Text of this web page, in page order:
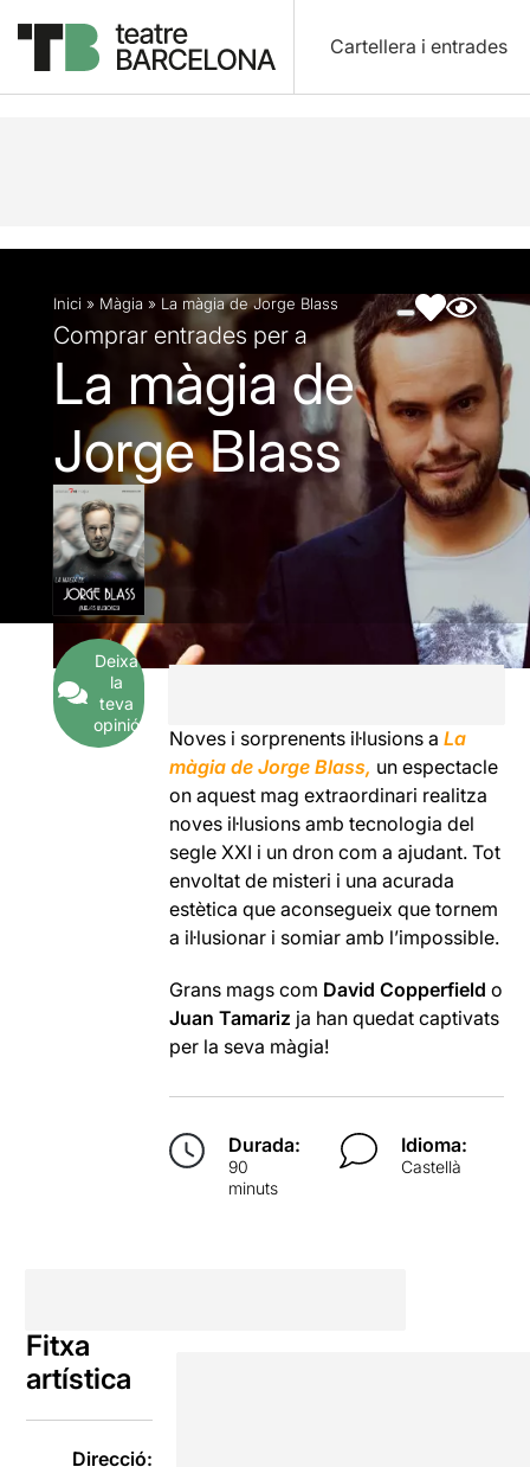
Cartellera i entrades
Descripció Fitxa artística Fotos i vídeos
Inici » Màgia » La màgia de Jorge Blass
Comprar entrades per a
La màgia de
Jorge Blass
Deixa
la
teva
opinió
Noves i sorprenents il·lusions aLa
màgia de Jorge Blass, un espectacle
on aquest mag extraordinari realitza
noves il·lusions amb tecnologia del
segle XXI i un dron com a ajudant. Tot
envoltat de misteri i una acurada
estètica que aconsegueix que tornem
a il·lusionar i somiar amb l’impossible.
Grans mags com David Copperfield o
Juan Tamariz ja han quedat captivats
per la seva màgia!
Durada:
90
minuts
Idioma:
Castellà
Fitxa
artística
Direcció: